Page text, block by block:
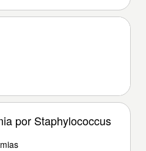
por Staphylococcus